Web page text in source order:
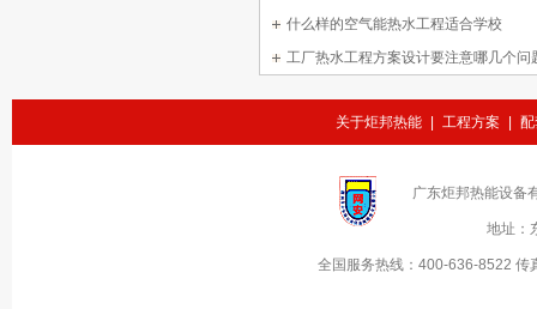
好用吗？
什么样的空气能热水工程适合学校
工厂热水工程方案设计要注意哪几个问
关于炬邦热能 工程方案 配
广东炬邦热能设备
地址：
全国服务热线： 400-636-8522 传